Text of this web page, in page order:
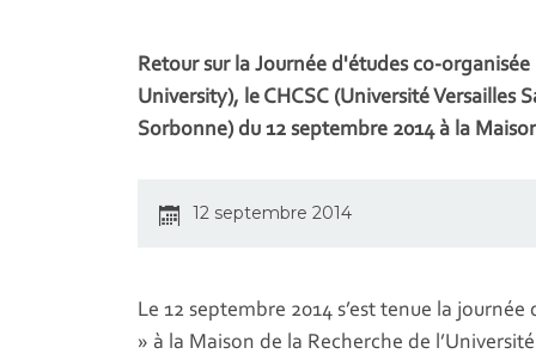
Retour sur la Journée d'études co-
University), le CHCSC (Université Versailles
Sorbonne) du 12 septembre 2014 à la
12 septembre 2014
Le 12 septembre 2014 s’est tenue la journée
» à la Maison de la Recherche de